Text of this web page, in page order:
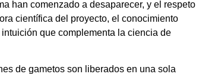
han comenzado a desaparecer, y el respeto
científica del proyecto, el conocimiento
que complementa la ciencia de
de gametos son liberados en una sola